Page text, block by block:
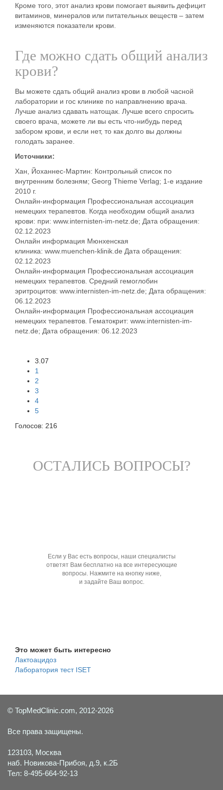
Кроме того, этот анализ крови помогает выявить дефицит
витаминов, минералов или питательных веществ – затем
изменяются показатели крови.
Где можно сдать общий анализ
крови?
Вы можете сдать общий анализ крови в любой часной
лаборатории и гос клинике по направлнению врача.
Лучше анализ сдавать натощак. Лучше всего спросить
своего врача, можете ли вы есть что-нибудь перед
забором крови, и если нет, то как долго вы должны
голодать заранее.
Источники:
Хан, Йоханнес-Мартин: Контрольный список по
внутренним болезням; Georg Thieme Verlag; 1-е издание
2010 г.
Онлайн-информация Профессиональная ассоциация
немецких терапевтов. Когда необходим общий анализ
крови: при: www.internisten-im-netz.de; Дата обращения:
02.12.2023
Онлайн информация Мюнхенская
клиника: www.muenchen-klinik.de Дата обращения:
02.12.2023
Онлайн-информация Профессиональная ассоциация
немецких терапевтов. Средний гемоглобин
эритроцитов: www.internisten-im-netz.de; Дата обращения:
06.12.2023
Онлайн-информация Профессиональная ассоциация
немецких терапевтов. Гематокрит: www.internisten-im-
netz.de; Дата обращения: 06.12.2023
3.07
1
2
3
4
5
Голосов: 216
ОСТАЛИСЬ ВОПРОСЫ?
Если у Вас есть вопросы, наши специалисты
ответят Вам бесплатно на все интересующие
вопросы. Нажмите на кнопку ниже,
и задайте Ваш вопрос.
Это может быть интересно
Лактоацидоз
Лаборатория тест ISET
© TopMedClinic.com, 2012-2026
Все права защищены.
123103, Москва
наб. Новикова-Прибоя, д.9, к.2Б
Тел: 8-495-664-92-13